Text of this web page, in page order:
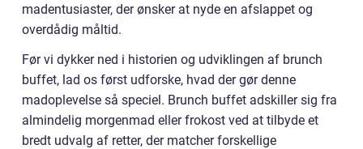
madentusiaster, der ønsker at nyde en afslappet og
overdådig måltid.
Før vi dykker ned i historien og udviklingen af brunch
buffet, lad os først udforske, hvad der gør denne
madoplevelse så speciel. Brunch buffet adskiller sig fra
almindelig morgenmad eller frokost ved at tilbyde et
bredt udvalg af retter, der matcher forskellige